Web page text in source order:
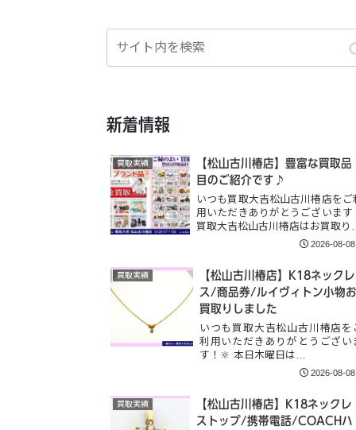
新着情報
買取実績
【松山古川椿店】豊富な買取品
目のご紹介です♪
いつも買取大吉松山古川椿店をご
用いただきありがとうございます
買取大吉松山古川椿店はお買取り…
2026-08-08
買取実績
【松山古川椿店】K18ネックレ
ス/商品券/ルイヴィトン小物お
買取りしました
いつも買取大吉松山古川椿店を
利用いただきありがとうござい
す！🔆 本日木曜日は…
2026-08-08
買取実績
【松山古川椿店】K18ネックレ
ストップ/携帯電話/COACHハ